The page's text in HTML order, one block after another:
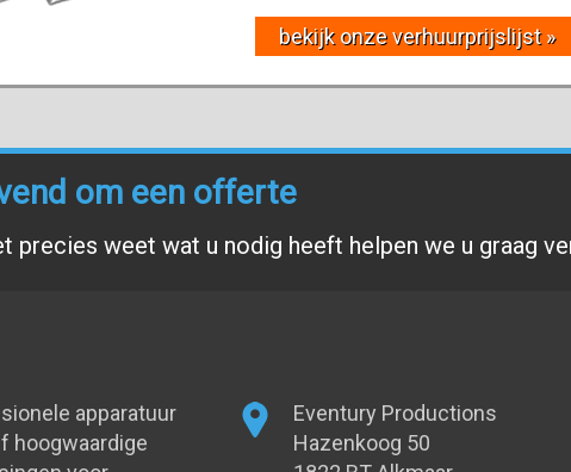
bekijk onze verhuurprijslijst »
om een offerte
precies weet wat u nodig heeft helpen we u graag
apparatuur
hoogwaardige
Eventury Productions
Hazenkoog 50